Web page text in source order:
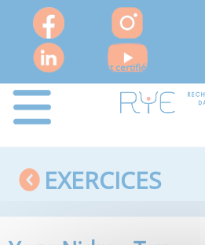
Le RYE est certifié QUALIOPI
EXERCICES